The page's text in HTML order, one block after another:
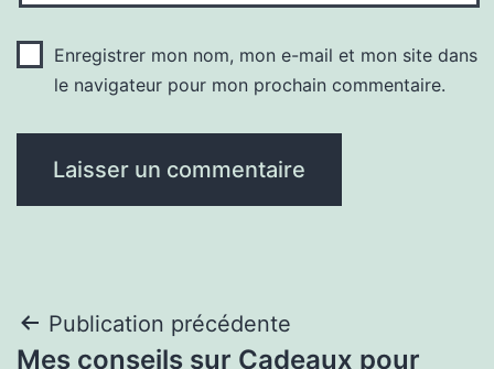
Enregistrer mon nom, mon e-mail et mon site dans
le navigateur pour mon prochain commentaire.
Navigation
Publication précédente
Mes conseils sur Cadeaux pour